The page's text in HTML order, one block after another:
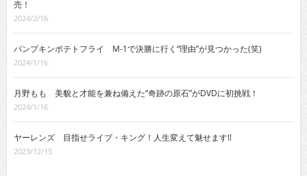
売！
2024/2/16
パンプキンポテトフライ M-1で決勝に行く“理由”が見つかった(笑)
2024/1/16
月野もも 美貌と才能を兼ね備えた“奇跡の原石”がDVDに初挑戦！
2024/1/16
ヤーレンズ 目指せライブ・キング！人生変えて魅せます!!
2023/12/15